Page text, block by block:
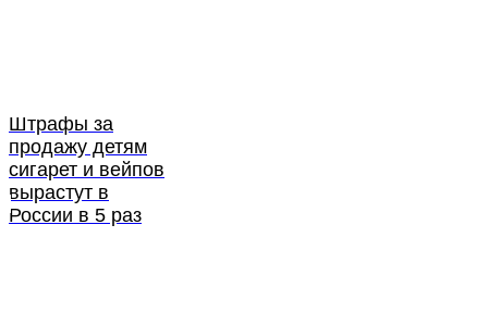
Штрафы за
продажу детям
сигарет и вейпов
вырастут в
России в 5 раз